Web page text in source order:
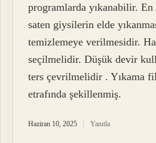
programlarda yıkanabilir.
saten giysilerin elde
temizlemeye verilmesidir.
seçilmelidir. Düşük devir
ters çevrilmelidir . Yıkama
etrafında şekillenmiş.
Haziran 10, 2025 Yanıtla